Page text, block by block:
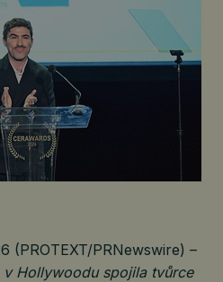
(PROTEXT/PRNewswire) –
v Hollywoodu spojila tvůrce